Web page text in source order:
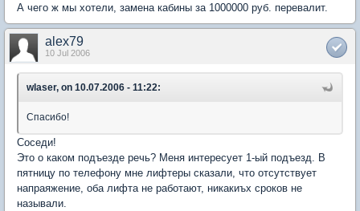
А чего ж мы хотели, замена кабины за 1000000 руб. перевалит.
alex79
10 Jul 2006
wlaser, on 10.07.2006 - 11:22:
Спасибо!
Соседи!
Это о каком подъезде речь? Меня интересует 1-ый подъезд. В
пятницу по телефону мне лифтеры сказали, что отсутствует
напраяжение, оба лифта не работают, никакиъх сроков не
называли.